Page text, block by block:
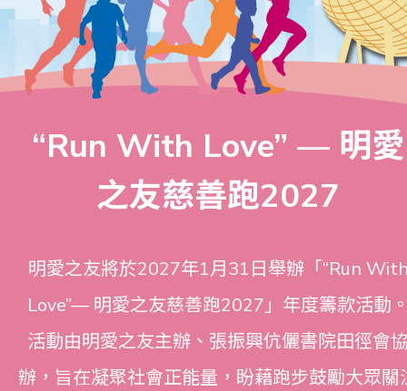
“Run With Love” — 明愛
之友慈善跑2027
明愛之友將於2027年1月31日舉辦「“Run
Love”— 明愛之友慈善跑2027」年度籌款活動
活動由明愛之友主辦、張振興伉儷書院田徑會
辦，旨在凝聚社會正能量，盼藉跑步鼓勵大眾關
成績及證書
活動相片
常見問題
聯絡我們